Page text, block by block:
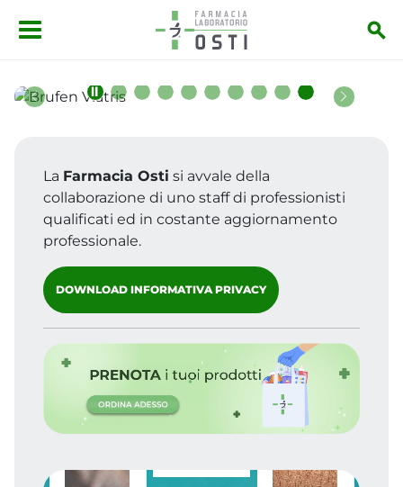
Salta al contenuto principale
Precedente